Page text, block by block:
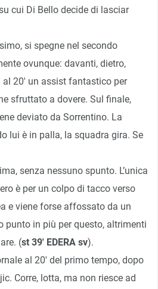
cui Di Bello decide di lasciar
si spegne nel secondo
ovunque: davanti, dietro,
20′ un assist fantastico per
sfruttato a dovere. Sul finale,
deviato da Sorrentino. La
lui è in palla, la squadra gira. Se
senza nessuno spunto. L’unica
è per un colpo di tacco verso
e viene forse affossato da un
punto in più per questo, altrimenti
(st 39′ EDERA sv).
al 20′ del primo tempo, dopo
Corre, lotta, ma non riesce ad